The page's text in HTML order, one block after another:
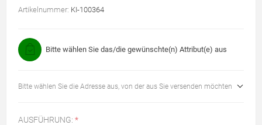
Artikelnummer: KI-100364
Bitte wählen Sie das/die gewünschte(n) Attribut(e) aus
Bitte wählen Sie die Adresse aus, von der aus Sie versenden möchten
AUSFÜHRUNG: *